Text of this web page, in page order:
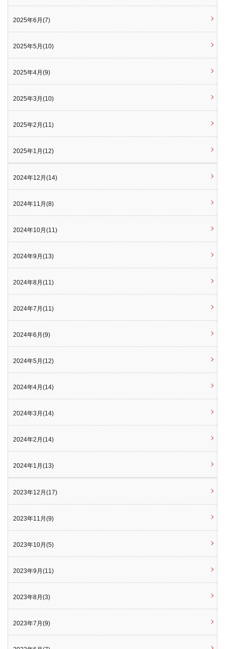
2025年6月(7)
2025年5月(10)
2025年4月(9)
2025年3月(10)
2025年2月(11)
2025年1月(12)
2024年12月(14)
2024年11月(8)
2024年10月(11)
2024年9月(13)
2024年8月(11)
2024年7月(11)
2024年6月(9)
2024年5月(12)
2024年4月(14)
2024年3月(14)
2024年2月(14)
2024年1月(13)
2023年12月(17)
2023年11月(9)
2023年10月(5)
2023年9月(11)
2023年8月(3)
2023年7月(9)